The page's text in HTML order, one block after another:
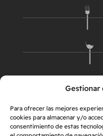
Gestionar
Para ofrecer las mejores
cookies para almacenar y/o
consentimiento de estas